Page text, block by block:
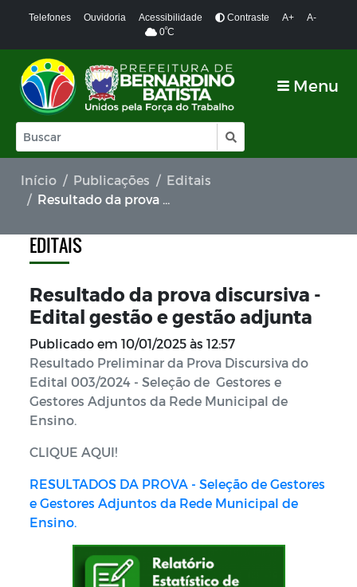
Telefones Ouvidoria Acessibilidade Contraste A+
A-
0ºC
Menu
Início Publicações
Editais
Resultado da prova discursiva - Edital gestão e gestão adjunta
EDITAIS
Resultado da prova discursiva -
Edital gestão e gestão adjunta
Publicado em 10/01/2025 às 12:57
Resultado Preliminar da Prova Discursiva do
Edital 003/2024 - Seleção de Gestores e
Gestores Adjuntos da Rede Municipal de
Ensino.
CLIQUE AQUI!
RESULTADOS DA PROVA - Seleção de Gestores
e Gestores Adjuntos da Rede Municipal de
Ensino.